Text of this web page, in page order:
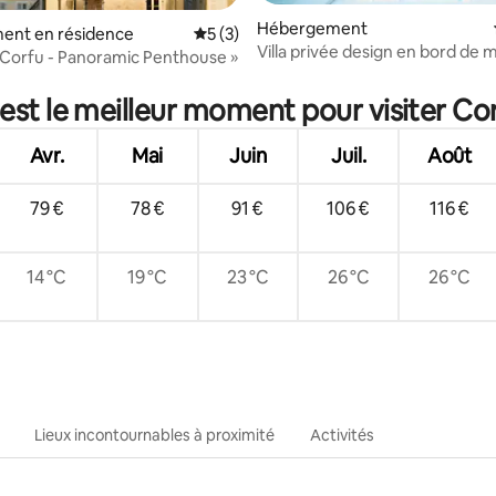
sur la base de 3 commentaires : 5 sur 5
en résidence Évaluation moyenne sur la base de 3
5 (3)
- Panoramic Penthouse »
Hébergement
Villa privée design en bord de
le meilleur moment pour visiter
Avr. Mai Juin Juil. Août
79 € 78 € 91 € 106 € 116 €
14 °C 19 °C 23 °C 26 °C 26 °C
Lieux incontournables à proximité Activités